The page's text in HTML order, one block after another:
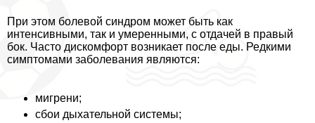
При этом болевой синдром может быть как
интенсивными, так и умеренными, с отдачей в правый
бок. Часто дискомфорт возникает после еды. Редкими
симптомами заболевания являются:
мигрени;
сбои дыхательной системы;